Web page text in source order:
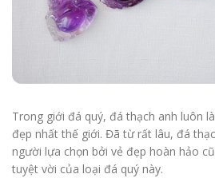
Trong giới đá quý, đá thạch anh luôn
đẹp nhất thế giới. Đã từ rất lâu, đá
người lựa chọn bởi vẻ đẹp hoàn hảo
tuyệt vời của loại đá quý này.